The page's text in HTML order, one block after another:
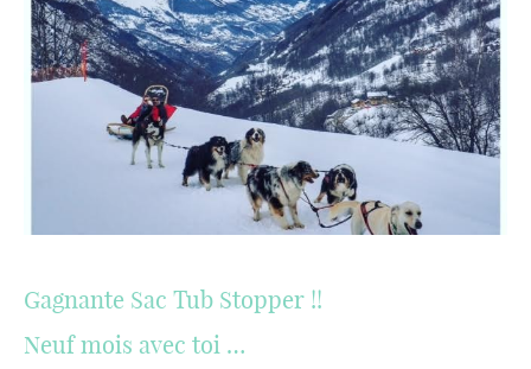
Gagnante Sac Tub Stopper !!
Neuf mois avec toi …